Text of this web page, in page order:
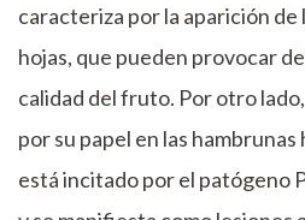
caracteriza por la aparición de
hojas, que pueden provocar
calidad del fruto. Por otro
por su papel en las
está incitado por el patógeno